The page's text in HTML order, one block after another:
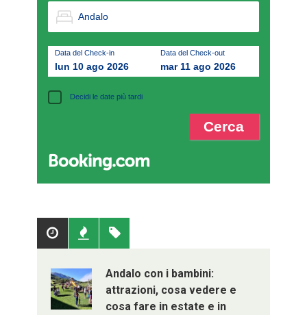
Data del Check-in
lun 10 ago 2026
Data del Check-out
mar 11 ago 2026
Decidi le date più tardi
PopolariRecenti
Andalo con i bambini:
attrazioni, cosa vedere e
cosa fare in estate e in